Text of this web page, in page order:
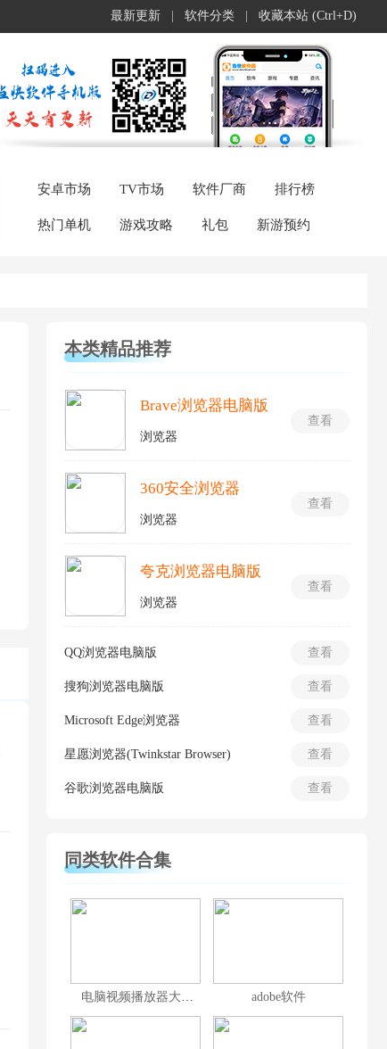
最新更新 软件分类 收藏本站 (Ctrl+D)
安卓市场 TV市场 软件厂商 排行榜
热门单机 游戏攻略 礼包 新游预约
本类精品推荐
查看
Brave浏览器电脑版
浏览器
查看
360安全浏览器
浏览器
查看
夸克浏览器电脑版
浏览器
查看
QQ浏览器电脑版
查看
搜狗浏览器电脑版
查看
Microsoft Edge浏览器
查看
星愿浏览器(Twinkstar Browser)
查看
谷歌浏览器电脑版
同类软件合集
电脑视频播放器大全 adobe软件